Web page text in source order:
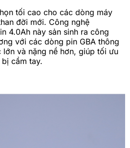
tối cao cho các dòng máy
đời mới. Công nghệ
4.0Ah này sản sinh ra công
với các dòng pin GBA thông
và nặng nề hơn, giúp tối ưu
cầm tay.